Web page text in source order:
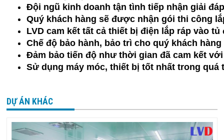
Đội ngũ kinh doanh tận tình tiếp nhận giải
Quý khách hàng sẽ được nhận gói thi công
LVD cam kết tất cả thiết bị điện lắp ráp vào
Chế độ bảo hành, bảo trì cho quý khách
Đảm bảo tiến độ như thời gian đã cam kết
Sử dụng máy móc, thiết bị tốt nhất trong quá
DỰ ÁN KHÁC